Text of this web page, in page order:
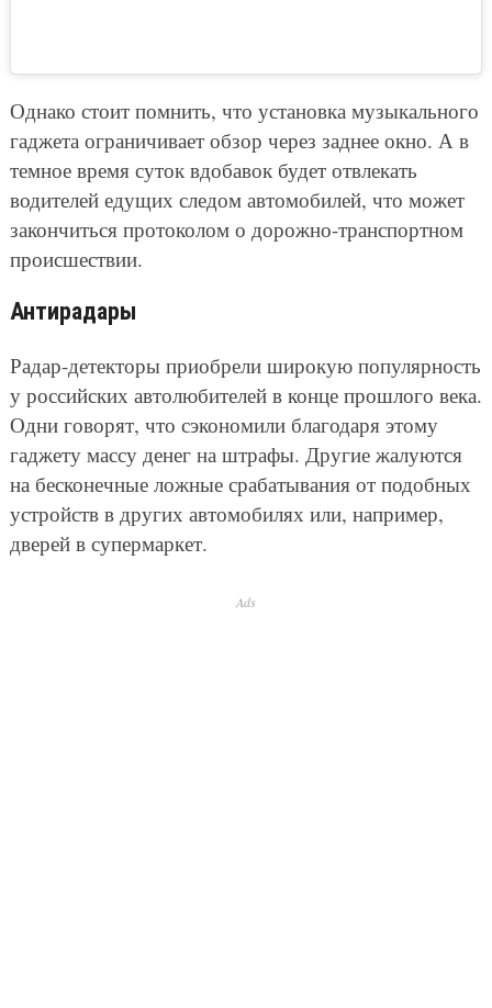
Однако стоит помнить, что установка музыкального
гаджета ограничивает обзор через заднее окно. А в
темное время суток вдобавок будет отвлекать
водителей едущих следом автомобилей, что может
закончиться протоколом о дорожно-транспортном
происшествии.
Антирадары
Радар-детекторы приобрели широкую популярность
у российских автолюбителей в конце прошлого века.
Одни говорят, что сэкономили благодаря этому
гаджету массу денег на штрафы. Другие жалуются
на бесконечные ложные срабатывания от подобных
устройств в других автомобилях или, например,
дверей в супермаркет.
Ads